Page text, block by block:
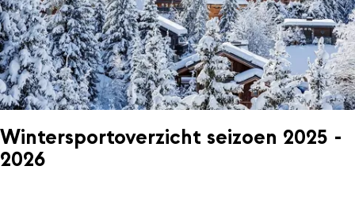
Wintersportoverzicht seizoen 2025 -
2026